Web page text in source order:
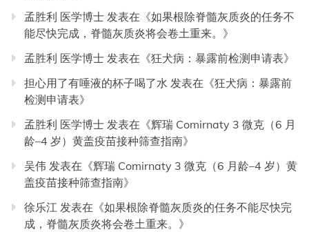
孟胜利 医学博士 发表在《如果根除脊髓灰质炎的任务不
能尽快完成，脊髓灰质炎将会卷土重来。 》
孟胜利 医学博士 发表在《狂犬病：暴露前检测申请表》
担心用了有唾液的杯子喝了水 发表在《狂犬病：暴露前
检测申请表》
孟胜利 医学博士 发表在《辉瑞 Comirnaty 3 微克（6 月
龄–4 岁）黄盖疫苗接种筛查指南》
吴伟 发表在《辉瑞 Comirnaty 3 微克（6 月龄–4 岁）黄
盖疫苗接种筛查指南》
徐乐江 发表在《如果根除脊髓灰质炎的任务不能尽快完
成，脊髓灰质炎将会卷土重来。 》